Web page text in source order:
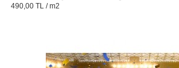
490,00 TL / m2